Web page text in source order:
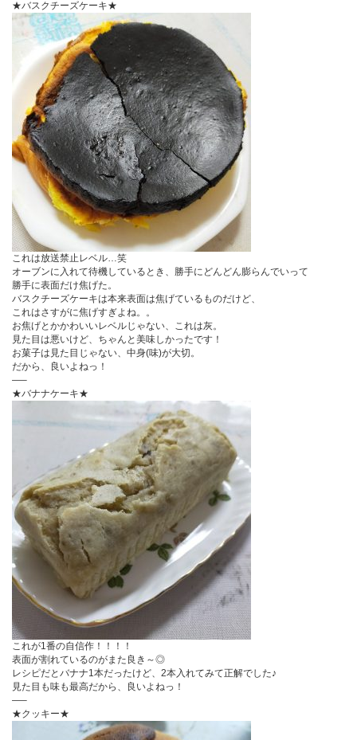
★バスクチーズケーキ★
これは放送禁止レベル…笑
オーブンに入れて待機しているとき、勝手にどんどん膨らんでいって
勝手に表面だけ焦げた。
バスクチーズケーキは本来表面は焦げているものだけど、
これはさすがに焦げすぎよね。。
お焦げとかかわいいレベルじゃない、これは灰。
見た目は悪いけど、ちゃんと美味しかったです！
お菓子は見た目じゃない、中身(味)が大切。
だから、良いよねっ！
—–
★バナナケーキ★
これが1番の自信作！！！！
表面が割れているのがまた良き～◎
レシピだとバナナ1本だったけど、2本入れてみて正解でした♪
見た目も味も最高だから、良いよねっ！
—–
★クッキー★